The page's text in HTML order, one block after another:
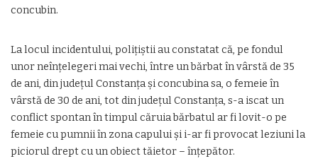
concubin.
La locul incidentului, polițiștii au constatat că, pe fondul
unor neînțelegeri mai vechi, între un bărbat în vârstă de 35
de ani, din județul Constanța și concubina sa, o femeie în
vârstă de 30 de ani, tot din județul Constanța, s-a iscat un
conflict spontan în timpul căruia bărbatul ar fi lovit-o pe
femeie cu pumnii în zona capului și i-ar fi provocat leziuni la
piciorul drept cu un obiect tăietor – înțepător.